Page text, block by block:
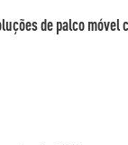
de palco móvel